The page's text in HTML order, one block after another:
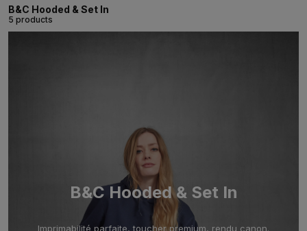
B&C Hooded & Set In
5 products
B&C Hooded & Set In
Imprimabilité parfaite, toucher premium, rendu canon.